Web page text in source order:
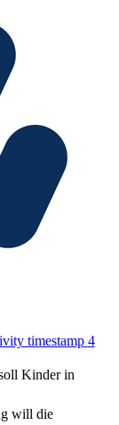
timestamp 4
Kinder in
will die